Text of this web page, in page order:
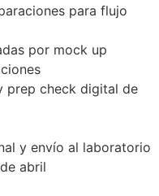
para flujo
por mock up
prep check digital de
y envío al laboratorio
abril